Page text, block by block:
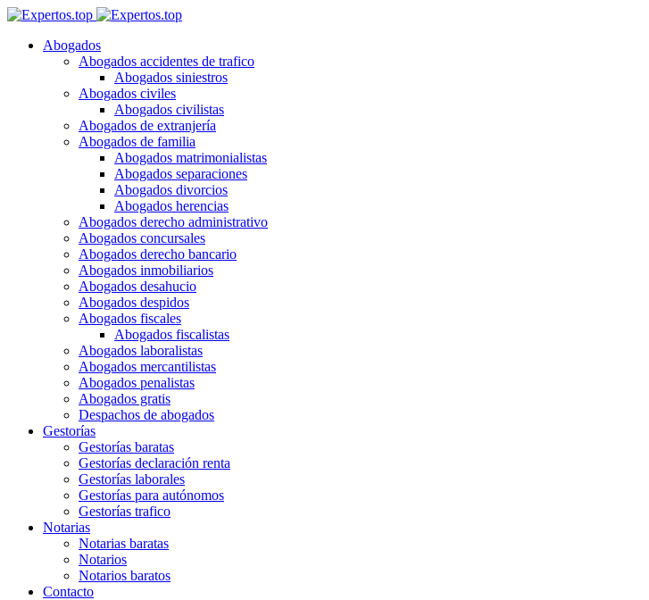
Abogados
Abogados accidentes de trafico
Abogados siniestros
Abogados civiles
Abogados civilistas
Abogados de extranjería
Abogados de familia
Abogados matrimonialistas
Abogados separaciones
Abogados divorcios
Abogados herencias
Abogados derecho administrativo
Abogados concursales
Abogados derecho bancario
Abogados inmobiliarios
Abogados desahucio
Abogados despidos
Abogados fiscales
Abogados fiscalistas
Abogados laboralistas
Abogados mercantilistas
Abogados penalistas
Abogados gratis
Despachos de abogados
Gestorías
Gestorías baratas
Gestorías declaración renta
Gestorías laborales
Gestorías para autónomos
Gestorías trafico
Notarias
Notarias baratas
Notarios
Notarios baratos
Contacto